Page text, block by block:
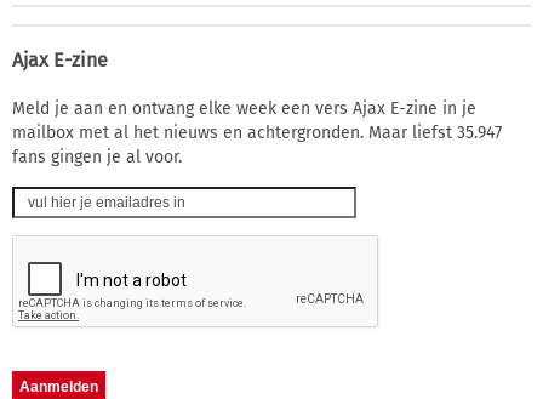
Ajax E-zine
Meld je aan en ontvang elke week een vers Ajax E-zine in je
mailbox met al het nieuws en achtergronden. Maar liefst 35.947
fans gingen je al voor.